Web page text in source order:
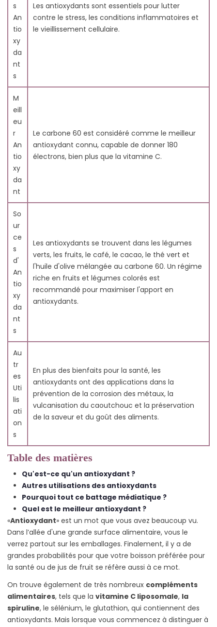
s
An
tio
xy
da
nt
s
Les antioxydants sont essentiels pour lutter
contre le stress, les conditions inflammatoires et
le vieillissement cellulaire.
M
eill
eu
r
An
tio
xy
da
nt
Le carbone 60 est considéré comme le meilleur
antioxydant connu, capable de donner 180
électrons, bien plus que la vitamine C.
So
ur
ce
s
d'
An
tio
xy
da
nt
s
Les antioxydants se trouvent dans les légumes
verts, les fruits, le café, le cacao, le thé vert et
l'huile d'olive mélangée au carbone 60. Un régime
riche en fruits et légumes colorés est
recommandé pour maximiser l'apport en
antioxydants.
Au
tr
es
Uti
lis
ati
on
s
En plus des bienfaits pour la santé, les
antioxydants ont des applications dans la
prévention de la corrosion des métaux, la
vulcanisation du caoutchouc et la préservation
de la saveur et du goût des aliments.
Table des matières
Qu'est-ce qu'un antioxydant ?
Autres utilisations des antioxydants
Pourquoi tout ce battage médiatique ?
Quel est le meilleur antioxydant ?
«Antioxydant» est un mot que vous avez beaucoup vu.
Dans l’allée d'une grande surface alimentaire, vous le
verrez partout sur les emballages. Finalement, il y a de
grandes probabilités pour que votre boisson préférée pour
la santé ou de jus de fruit se réfère aussi à ce mot.
On trouve également de très nombreux compléments
alimentaires, tels que la vitamine C liposomale, la
spiruline, le sélénium, le glutathion, qui contiennent des
antioxydants. Mais lorsque vous commencez à distinguer à